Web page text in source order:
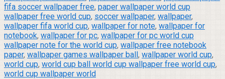
fifa soccer wallpaper free, paper wallpaper world cup
wallpaper free world cup, soccer wallpaper, wallpaper,
wallpaper fifa world cup, wallpaper for note, wallpaper for
notebook, wallpaper for pc, wallpaper for pc world cup
wallpaper note for the world cup, wallpaper free notebook
paper, wallpaper games wallpaper ball, wallpaper world cup,
world cup, world cup ball world cup wallpaper free world cup,
world cup wallpaper world